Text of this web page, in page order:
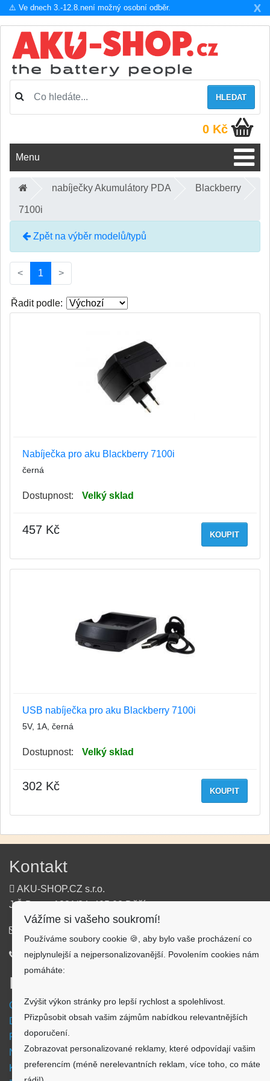
X
⚠️ Ve dnech 3.-12.8.není možný osobní odběr.
HLEDAT
0 Kč
Menu
nabíječky Akumulátory PDA Blackberry
7100i
Zpět na výběr modelů/typů
< 1 (current)
>
Řadit podle:
Nabíječka pro aku Blackberry 7100i
černá
Dostupnost: Velký sklad
KOUPIT
457 Kč
USB nabíječka pro aku Blackberry 7100i
5V, 1A, černá
Dostupnost: Velký sklad
KOUPIT
302 Kč
Kontakt
AKU-SHOP.CZ s.r.o.
J.Š.Baara 1331/34, 405 02 Děčín
720 500 500
Informace
Obchodní podmínky
Doprava a platba
Reklamační formulář
Nastavení cookies
Kde nás najdete
Vážíme si vašeho soukromí!
Používáme soubory cookie 🍪, aby bylo vaše procházení co
nejplynulejší a nejpersonalizovanější. Povolením cookies nám
pomáháte:
Zvýšit výkon stránky pro lepší rychlost a spolehlivost.
Přizpůsobit obsah vašim zájmům nabídkou relevantnějších
doporučení.
Zobrazovat personalizované reklamy, které odpovídají vašim
preferencím (méně nerelevantních reklam, více toho, co máte